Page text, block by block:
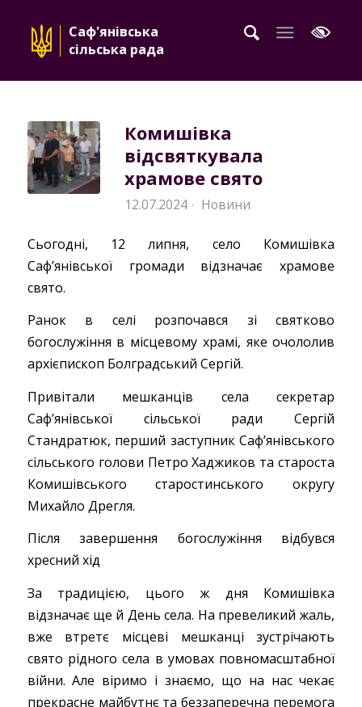
Саф'янівська
сільська рада
Комишівка
відсвяткувала
храмове свято
12.07.2024 · Новини
Сьогодні, 12 липня, село Комишівка
Сафʼянівської громади відзначає храмове
свято.
Ранок в селі розпочався зі святково
богослужіння в місцевому храмі, яке очололив
архієпископ Болградський Сергій.
Привітали мешканців села секретар
Сафʼянівської сільської ради Сергій
Стандратюк, перший заступник Сафʼянівського
сільського голови Петро Хаджиков та староста
Комишівського старостинського округу
Михайло Дрегля.
Після завершення богослужіння відбувся
хресний хід
За традицією, цього ж дня Комишівка
відзначає ще й День села. На превеликий жаль,
вже втретє місцеві мешканці зустрічають
свято рідного села в умовах повномасштабної
війни. Але віримо і знаємо, що на нас чекає
прекрасне майбутнє та беззаперечна перемога